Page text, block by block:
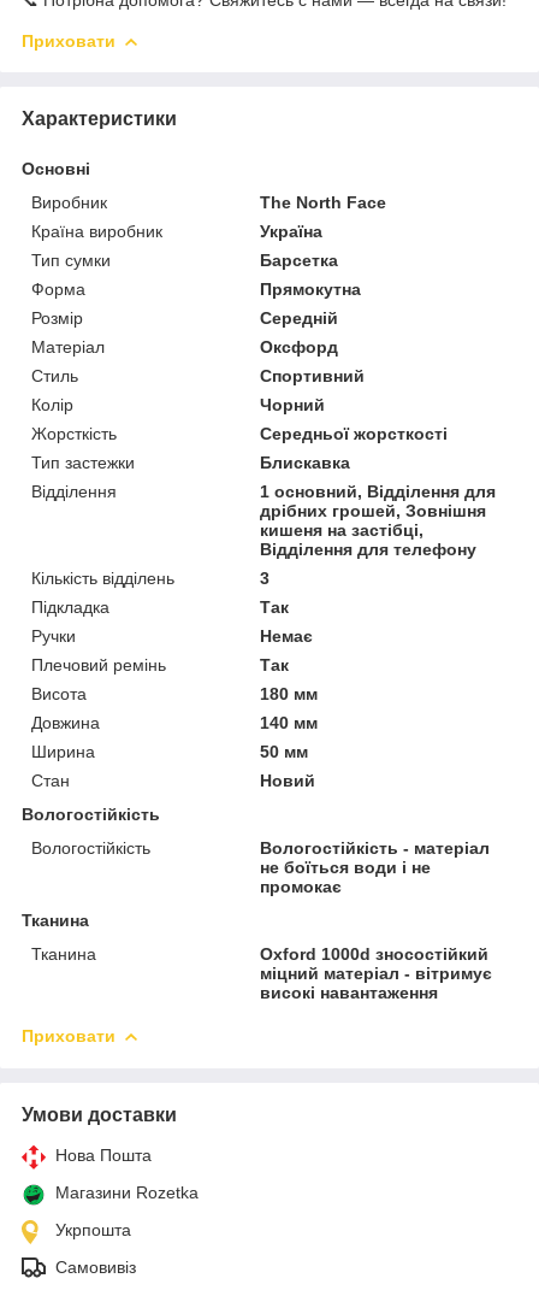
Приховати
Характеристики
Основні
Виробник
The North Face
Країна виробник
Україна
Тип сумки
Барсетка
Форма
Прямокутна
Розмір
Середній
Матеріал
Оксфорд
Стиль
Спортивний
Колір
Чорний
Жорсткість
Середньої жорсткості
Тип застежки
Блискавка
Відділення
1 основний, Відділення для
дрібних грошей, Зовнішня
кишеня на застібці,
Відділення для телефону
Кількість відділень
3
Підкладка
Так
Ручки
Немає
Плечовий ремінь
Так
Висота
180 мм
Довжина
140 мм
Ширина
50 мм
Стан
Новий
Вологостійкість
Вологостійкість
Вологостійкість - матеріал
не боїться води і не
промокає
Тканина
Тканина
Oxford 1000d зносостійкий
міцний матеріал - вітримує
високі навантаження
Приховати
Умови доставки
Нова Пошта
Магазини Rozetka
Укрпошта
Самовивіз